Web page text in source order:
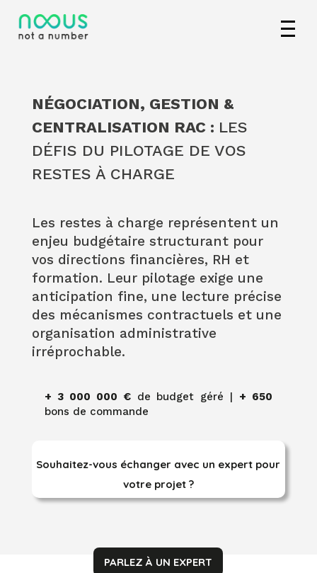
NÉGOCIATION, GESTION &
CENTRALISATION RAC : LES
DÉFIS DU PILOTAGE DE VOS
RESTES À CHARGE
Les restes à charge représentent un
enjeu budgétaire structurant pour
vos directions financières, RH et
formation. Leur pilotage exige une
anticipation fine, une lecture précise
des mécanismes contractuels et une
organisation administrative
irréprochable.
+ 3 000 000 €de budget géré | + 650
bons de commande
Souhaitez-vous échanger avec un expert pour
votre projet ?
PARLEZ À UN EXPERT